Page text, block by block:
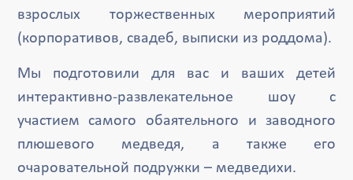
взрослых торжественных мероприятий
(корпоративов, свадеб, выписки из роддома).
Мы подготовили для вас и ваших детей
интерактивно-развлекательное шоу с
участием самого обаятельного и заводного
плюшевого медведя, а также его
очаровательной подружки – медведихи.